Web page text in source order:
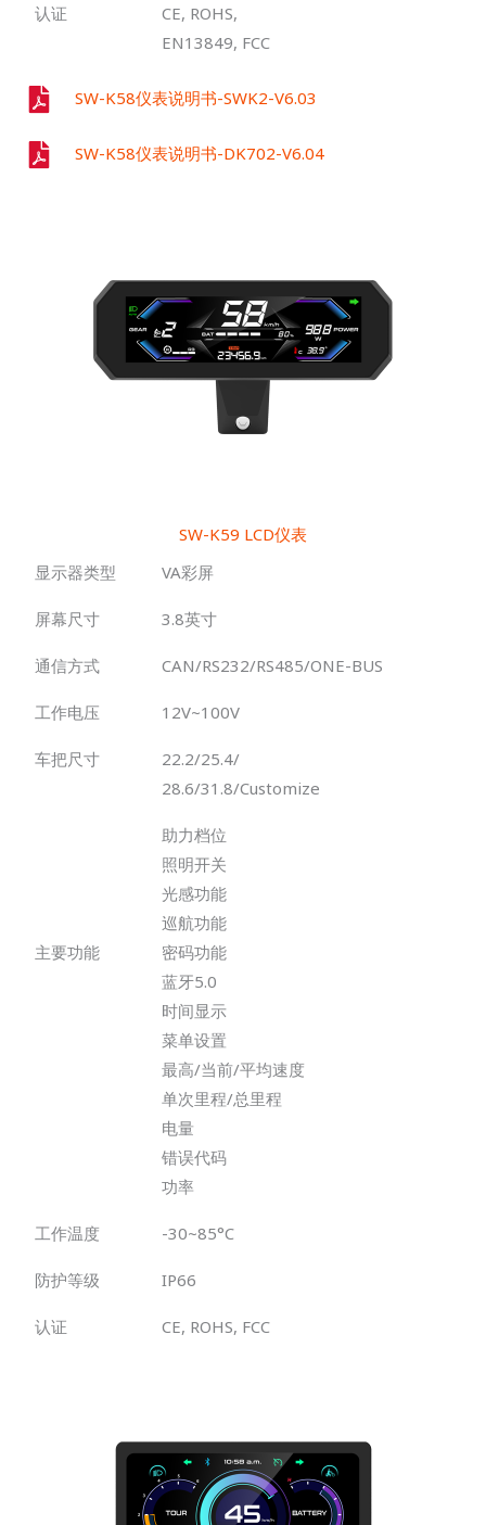
认证
CE, ROHS,
EN13849, FCC
SW-K58仪表说明书-SWK2-V6.03
SW-K58仪表说明书-DK702-V6.04
SW-K59 LCD仪表
显示器类型
VA彩屏
屏幕尺寸 3.8英寸
通信方式 CAN/RS232/RS485/ONE-BUS
工作电压 12V~100V
车把尺寸
22.2/25.4/
28.6/31.8/Customize
主要功能
助力档位
照明开关
光感功能
巡航功能
密码功能
蓝牙5.0
时间显示
菜单设置
最高/当前/平均速度
单次里程/总里程
电量
错误代码
功率
工作温度 -30~85°C
防护等级 IP66
认证 CE, ROHS, FCC